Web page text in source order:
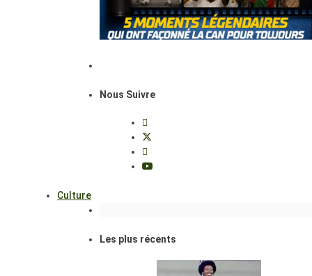
Nous Suivre
Culture
Les plus récents